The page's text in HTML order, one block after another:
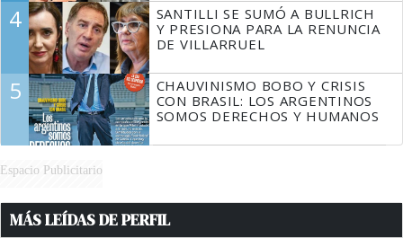
4
SANTILLI SE SUMÓ A BULLRICH
Y PRESIONA PARA LA RENUNCIA
DE VILLARRUEL
5
CHAUVINISMO BOBO Y CRISIS
CON BRASIL: LOS ARGENTINOS
SOMOS DERECHOS Y HUMANOS
Espacio Publicitario
MÁS LEÍDAS DE PERFIL